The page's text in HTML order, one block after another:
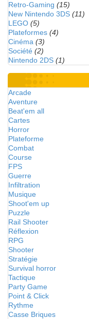
Retro-Gaming (15)
New Nintendo 3DS (11)
LEGO (5)
Plateformes (4)
Cinéma (3)
Société (2)
Nintendo 2DS (1)
Arcade
Aventure
Beat'em all
Cartes
Horror
Plateforme
Combat
Course
FPS
Guerre
Infiltration
Musique
Shoot'em up
Puzzle
Rail Shooter
Réflexion
RPG
Shooter
Stratégie
Survival horror
Tactique
Party Game
Point & Click
Rythme
Casse Briques